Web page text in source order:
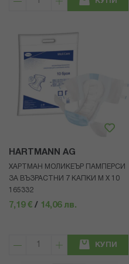
HARTMANN AG
ХАРТМАН МОЛИКЕЪР ПАМПЕРСИ
ЗА ВЪЗРАСТНИ 7 КАПКИ M Х 10
165332
7,19 € / 14,06 лв.
КУПИ